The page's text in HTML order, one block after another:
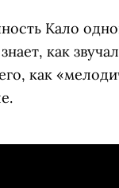
Кало
как
как